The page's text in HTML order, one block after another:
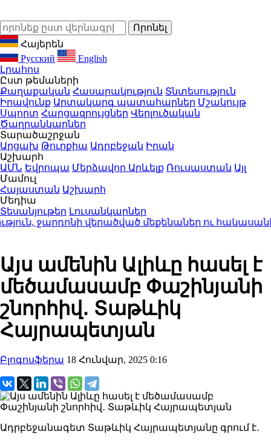
Հայերեն
Русский
English
Լրահոս
Ըստ թեմաների
Քաղաքական Հասարակություն Տնտեսություն
Իրավունք Արտակարգ պատահարներ Մշակույթ
Սպորտ Հարցազրույցներ Վերլուծական
Ծաղրանկարներ
Տարածաշրջան
Արցախ Թուրքիա Ադրբեջան Իրան
Աշխարհ
ԱՄՆ Եվրոպա Մերձավոր Արևելք Ռուսաստան Այլ
Մամուլ
Հայաստան Աշխարհ
Մեդիա
Տեսանյութեր Լուսանկարներ
ջարդոնի վերածված մեքենաներ ու
Այս ամենին Ալիևը հասել է
մեծամասամբ Փաշինյանի
շնորհիվ․ Տաթևիկ
Հայրապետյան
Բլոգոսֆերա 18 Հունվար, 2025 0:16
Ադրբեջանագետ Տաթևիկ Հայրապետյանը գրում է․